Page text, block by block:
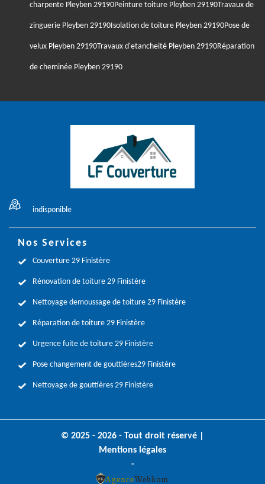
charpente Pleyben 29190Peinture toiture Pleyben 29190Travaux de
zinguerie Pleyben 29190Isolation de toiture Pleyben 29190Pose de
velux Pleyben 29190Travaux d'etancheité Pleyben 29190Réparation
de cheminée Pleyben 29190
indisponible
Nos Services
Couverture 29 Finistère
Rénovation de toiture 29 Finistère
Nettoyage demoussage de toiture 29 Finistère
Réparation de toiture 29 Finistère
Urgence fuite de toiture 29 Finistère
Pose changement de gouttières29 Finistère
Nettoyage de gouttières 29 Finistère
© 2025 - 2026 - Tout droit réservé |
Mentions légales
-